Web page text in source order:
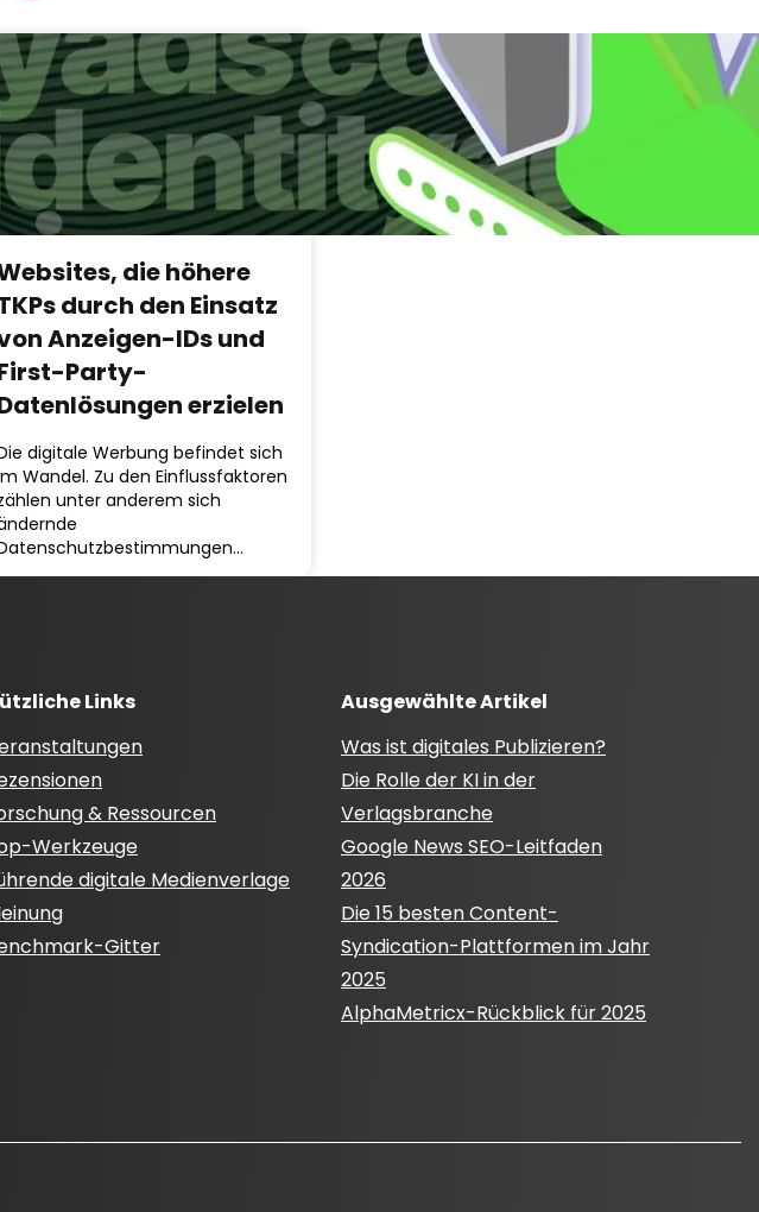
die höhere
durch den Einsatz
Anzeigen-IDs und
Party-
erzielen
digitale Werbung befindet sich
Wandel. Zu den Einflussfaktoren
unter anderem sich
Links
& Ressourcen
Werkzeuge
digitale Medienverlage
Gitter
Ausgewählte Artikel
Was ist digitales Publizieren?
Die Rolle der KI in der
Verlagsbranche
Google News SEO-Leitfaden
2026
Die 15 besten Content-
Syndication-Plattformen im Jahr
2025
AlphaMetricx-Rückblick für 2025